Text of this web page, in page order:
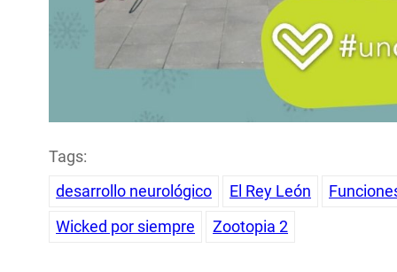
Tags:
desarrollo neurológico
El Rey León
Wicked por siempre
Zootopia 2